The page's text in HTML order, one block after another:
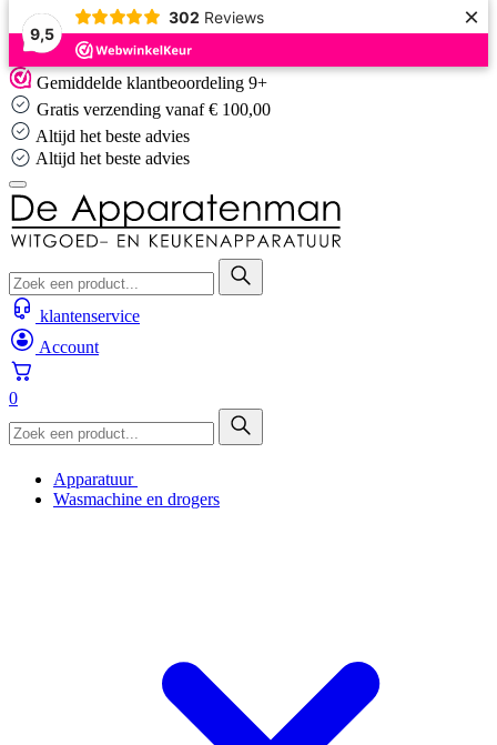
9,5
302 Reviews ×
Skip
to
content
Gemiddelde klantbeoordeling 9+
Gratis verzending vanaf € 100,00
Altijd het beste advies
Altijd het beste advies
klantenservice
Account
0
Apparatuur
Wasmachine en drogers